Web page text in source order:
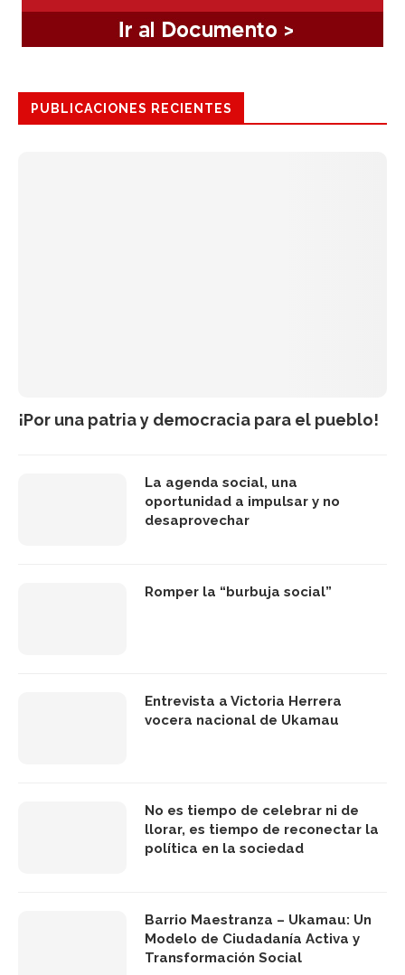
PUBLICACIONES RECIENTES
¡Por una patria y democracia para el pueblo!
La agenda social, una
oportunidad a impulsar y no
desaprovechar
Romper la “burbuja social”
Entrevista a Victoria Herrera
vocera nacional de Ukamau
No es tiempo de celebrar ni de
llorar, es tiempo de reconectar la
política en la sociedad
Barrio Maestranza – Ukamau: Un
Modelo de Ciudadanía Activa y
Transformación Social